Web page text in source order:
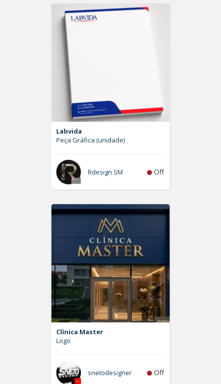
Labvida
Peça Gráfica (unidade)
Rdesign SM Off
Clínica Master
Logo
snetodesigner Off